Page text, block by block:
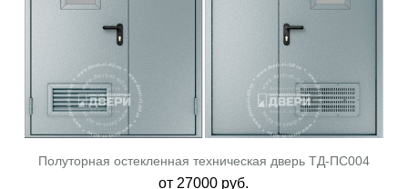
Полуторная остекленная техническая дверь ТД-ПС004
от 27000 руб.